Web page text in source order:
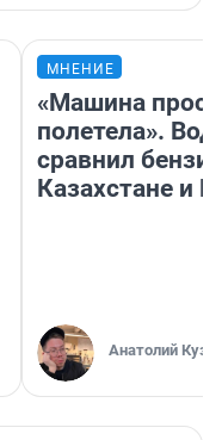
МНЕНИЕ
«Машина
полетела».
сравнил
Казахстане и
Анатолий